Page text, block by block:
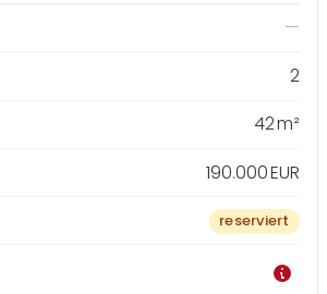
2
42 m²
190.000 EUR
reserviert